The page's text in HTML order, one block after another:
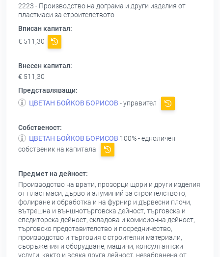
2223 - Производство на дограма и други изделия от
пластмаси за строителството
Вписан капитал:
€ 511,30
Внесен капитал:
€ 511,30
Представляващи:
ЦВЕТАН БОЙКОВ БОРИСОВ - управител
Собственост:
ЦВЕТАН БОЙКОВ БОРИСОВ 100% - едноличен
собственик на капитала
Предмет на дейност:
Производство на врати, прозорци щори и други изделия
от пластмаси, дърво и алуминий за строителството,
фолиране и обработка и на фурнир и дървесни плочи,
вътрешна и външнотърговска дейност, търговска и
спедиторска дейност, складова и комисионна дейност,
търговско представителство и посредничество,
производство и търговия с строителни материали,
съоръжения и оборудване, машини, консултантски
услуги, както и всяка друга дейност, незабранена от